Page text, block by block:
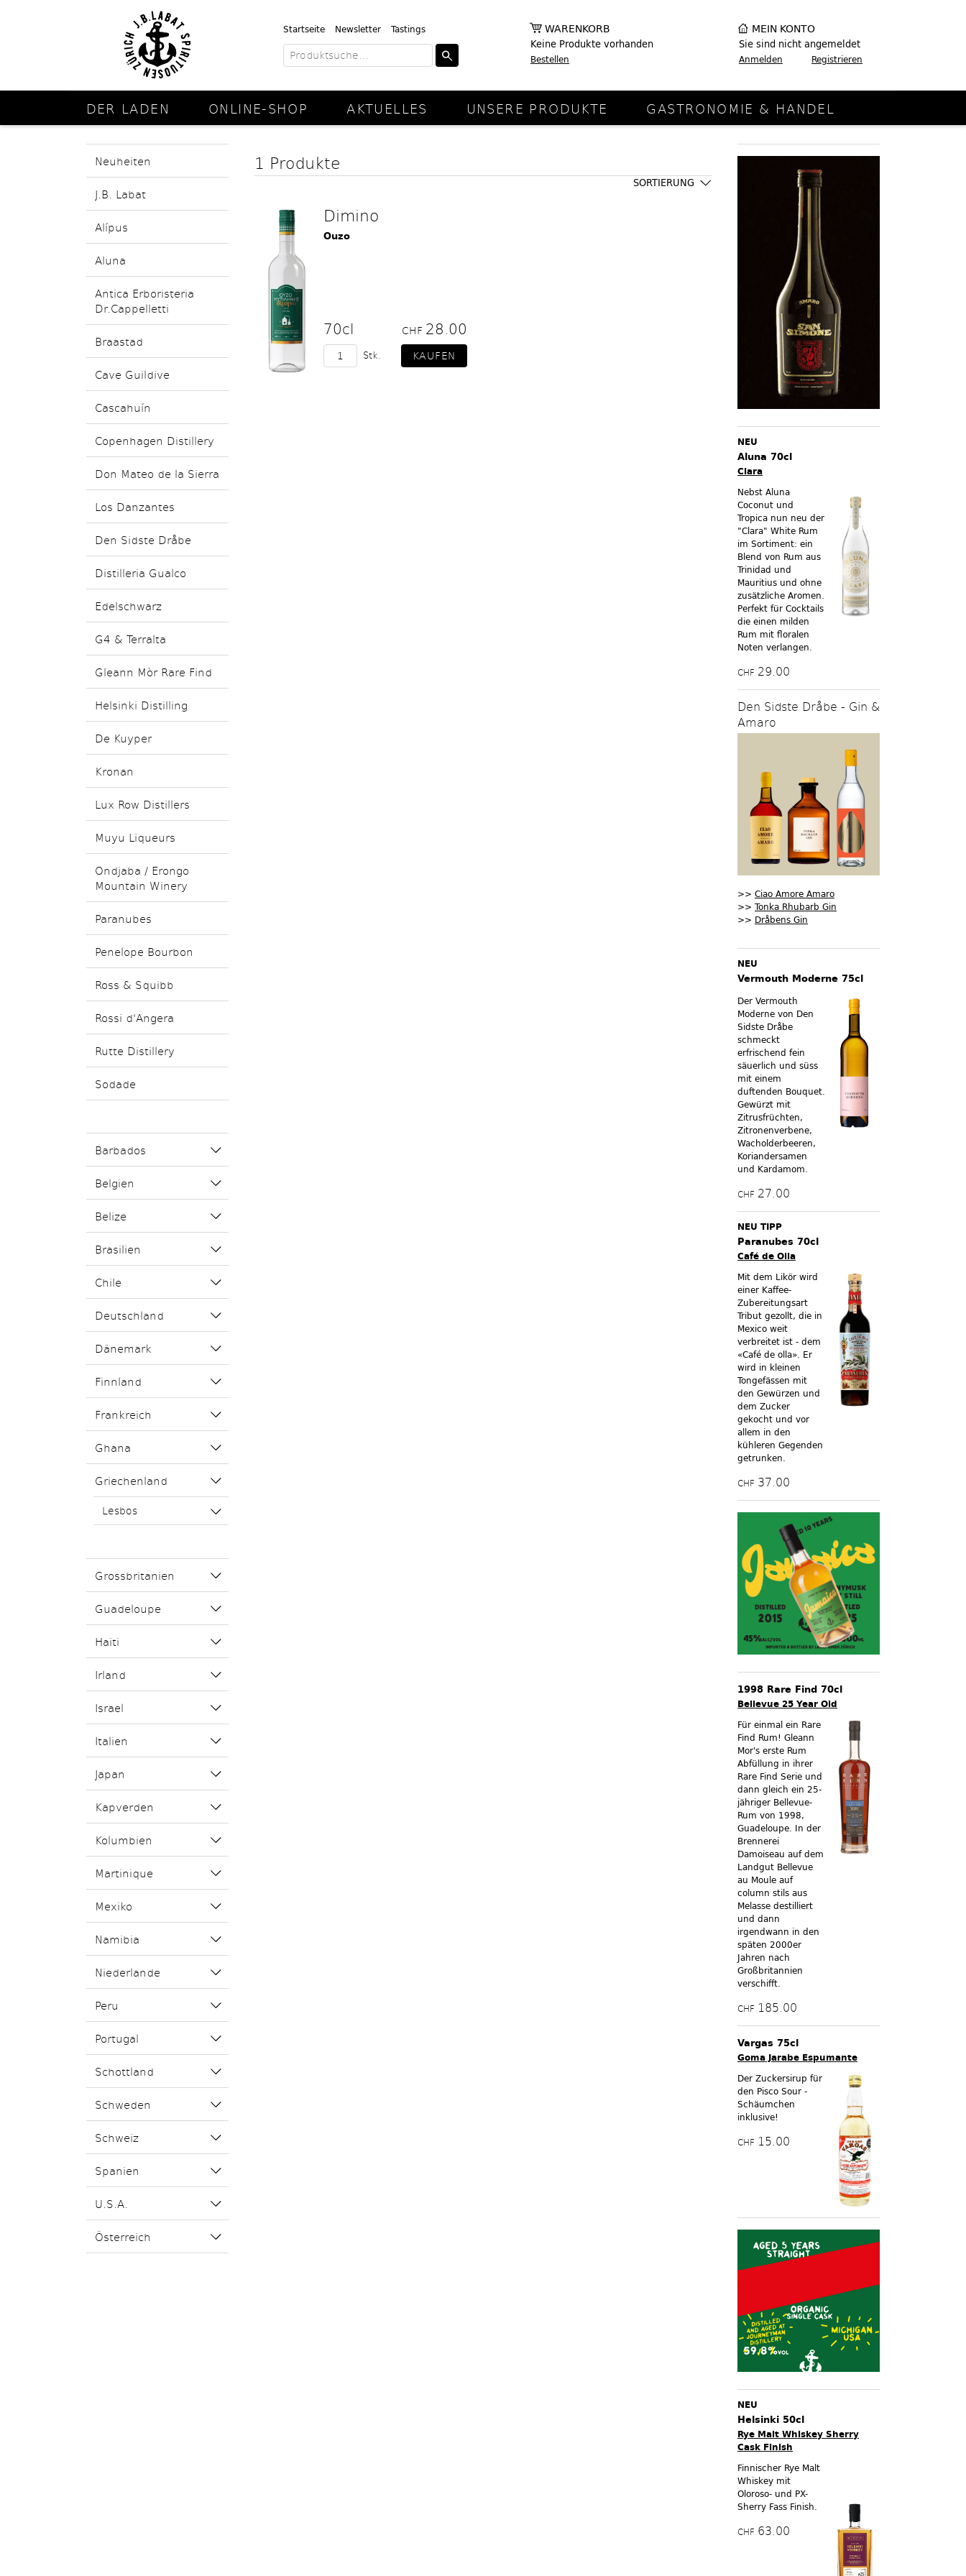
Startseite Newsletter Tastings WARENKORB
Keine Produkte vorhanden
Bestellen
MEIN KONTO
Sie sind nicht angemeldet
Anmelden Registrieren
DER LADEN ONLINE-SHOP AKTUELLES UNSERE PRODUKTE GASTRONOMIE & HANDEL
Neuheiten
J.B. Labat
Alípus
Aluna
Antica Erboristeria
Dr.Cappelletti
Braastad
Cave Guildive
Cascahuín
Copenhagen Distillery
Don Mateo de la Sierra
Los Danzantes
Den Sidste Dråbe
Distilleria Gualco
Edelschwarz
G4 & Terralta
Gleann Mòr Rare Find
Helsinki Distilling
De Kuyper
Kronan
Lux Row Distillers
Muyu Liqueurs
Ondjaba / Erongo
Mountain Winery
Paranubes
Penelope Bourbon
Ross & Squibb
Rossi d'Angera
Rutte Distillery
Sodade
Barbados
Belgien
Belize
Brasilien
Chile
Deutschland
Dänemark
Finnland
Frankreich
Ghana
Griechenland
Lesbos
Grossbritanien
Guadeloupe
Haiti
Irland
Israel
Italien
Japan
Kapverden
Kolumbien
Martinique
Mexiko
Namibia
Niederlande
Peru
Portugal
Schottland
Schweden
Schweiz
Spanien
U.S.A.
Österreich
1 Produkte
SORTIERUNG
Dimino
Ouzo
70cl CHF 28.00
Stk.
NEU
Aluna 70cl
Clara
Nebst Aluna
Coconut und
Tropica nun neu der
"Clara" White Rum
im Sortiment: ein
Blend von Rum aus
Trinidad und
Mauritius und ohne
zusätzliche Aromen.
Perfekt für Cocktails
die einen milden
Rum mit floralen
Noten verlangen.
CHF 29.00
Den Sidste Dråbe - Gin &
Amaro
>> Ciao Amore Amaro
>> Tonka Rhubarb Gin
>> Dråbens Gin
NEU
Vermouth Moderne 75cl
Der Vermouth
Moderne von Den
Sidste Dråbe
schmeckt
erfrischend fein
säuerlich und süss
mit einem
duftenden Bouquet.
Gewürzt mit
Zitrusfrüchten,
Zitronenverbene,
Wacholderbeeren,
Koriandersamen
und Kardamom.
CHF 27.00
NEU TIPP
Paranubes 70cl
Café de Olla
Mit dem Likör wird
einer Kaffee-
Zubereitungsart
Tribut gezollt, die in
Mexico weit
verbreitet ist - dem
«Café de olla». Er
wird in kleinen
Tongefässen mit
den Gewürzen und
dem Zucker
gekocht und vor
allem in den
kühleren Gegenden
getrunken.
CHF 37.00
1998 Rare Find 70cl
Bellevue 25 Year Old
Für einmal ein Rare
Find Rum! Gleann
Mor's erste Rum
Abfüllung in ihrer
Rare Find Serie und
dann gleich ein 25-
jähriger Bellevue-
Rum von 1998,
Guadeloupe. In der
Brennerei
Damoiseau auf dem
Landgut Bellevue
au Moule auf
column stils aus
Melasse destilliert
und dann
irgendwann in den
späten 2000er
Jahren nach
Großbritannien
verschifft.
CHF 185.00
Vargas 75cl
Goma Jarabe Espumante
Der Zuckersirup für
den Pisco Sour -
Schäumchen
inklusive!
CHF 15.00
NEU
Helsinki 50cl
Rye Malt Whiskey Sherry
Cask Finish
Finnischer Rye Malt
Whiskey mit
Oloroso- und PX-
Sherry Fass Finish.
CHF 63.00